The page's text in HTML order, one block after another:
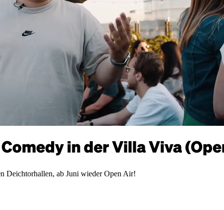
in der Villa Viva
Deichtorhallen, ab Juni wieder Open Air!